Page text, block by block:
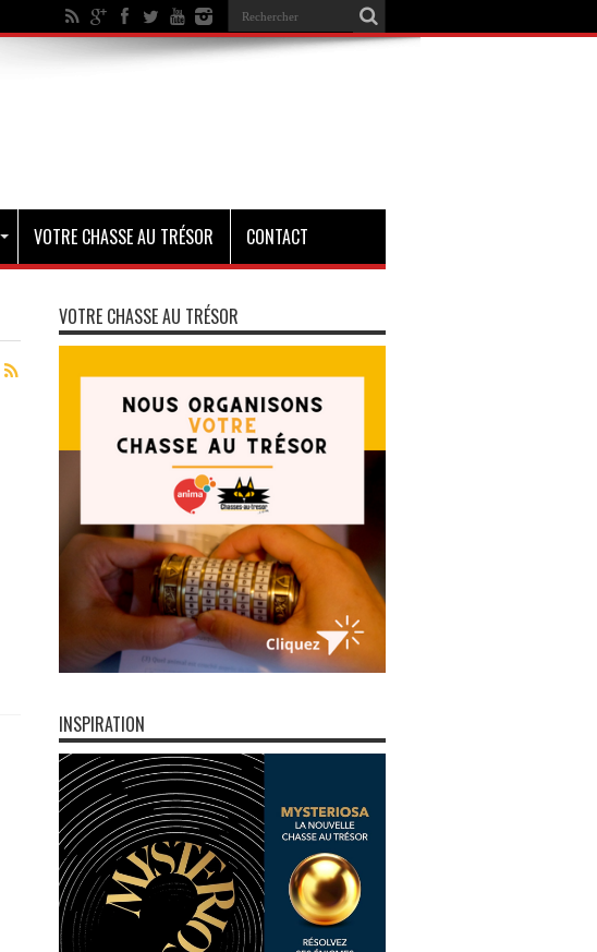
VOTRE CHASSE AU TRÉSOR CONTACT
VOTRE CHASSE AU TRÉSOR
INSPIRATION